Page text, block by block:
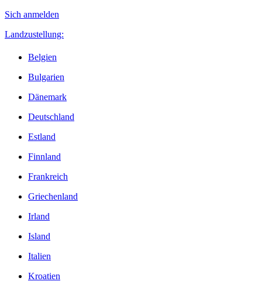
Sich anmelden
Landzustellung:
Belgien
Bulgarien
Dänemark
Deutschland
Estland
Finnland
Frankreich
Griechenland
Irland
Island
Italien
Kroatien